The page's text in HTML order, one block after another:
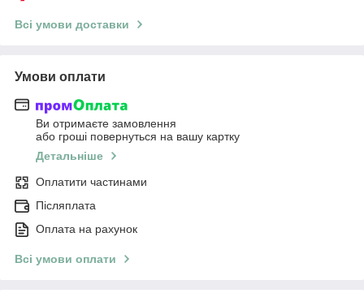
Всі умови доставки
Умови оплати
Ви отримаєте замовлення
або гроші повернуться на вашу картку
Детальніше
Оплатити частинами
Післяплата
Оплата на рахунок
Всі умови оплати